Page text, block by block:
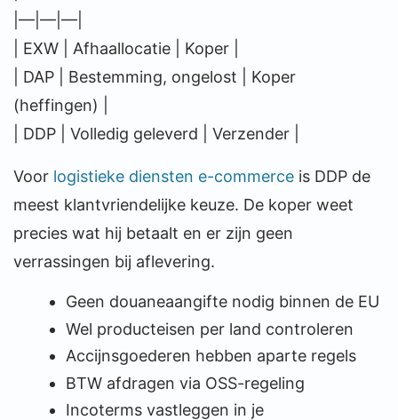
|—|—|—|
| EXW | Afhaallocatie | Koper |
| DAP | Bestemming, ongelost | Koper
(heffingen) |
| DDP | Volledig geleverd | Verzender |
Voor logistieke diensten e-commerce is DDP de
meest klantvriendelijke keuze. De koper weet
precies wat hij betaalt en er zijn geen
verrassingen bij aflevering.
Geen douaneaangifte nodig binnen de EU
Wel producteisen per land controleren
Accijnsgoederen hebben aparte regels
BTW afdragen via OSS-regeling
Incoterms vastleggen in je